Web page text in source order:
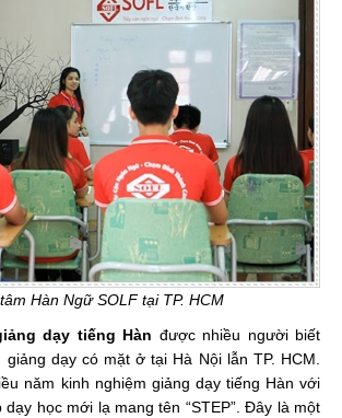
Hàn Ngữ SOLF tại TP. HCM
dạy tiếng Hàn được nhiều người biết
dạy có mặt ở tại Hà Nội lẫn TP. HCM.
năm kinh nghiệm giảng dạy tiếng Hàn với
học mới lạ mang tên “STEP”. Đây là một